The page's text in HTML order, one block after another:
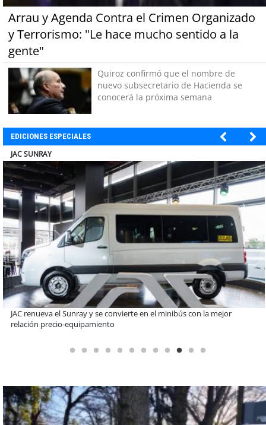
Arrau y Agenda Contra el Crimen Organizado
y Terrorismo: "Le hace mucho sentido a la
gente"
Quiroz confirmó que el nombre de
nuevo subsecretario de Hacienda se
conocerá la próxima semana
EDICIONES ESPECIALES
BANCO DE CHILE
Lanzan convocatorias para los concursos nacionales Impacto
Emprendedor Escolar y Universitario